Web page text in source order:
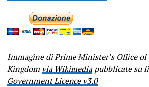
Immagine di Prime Minister’s Office
Kingdom via Wikimediapubblicate su
Government Licence v3.0